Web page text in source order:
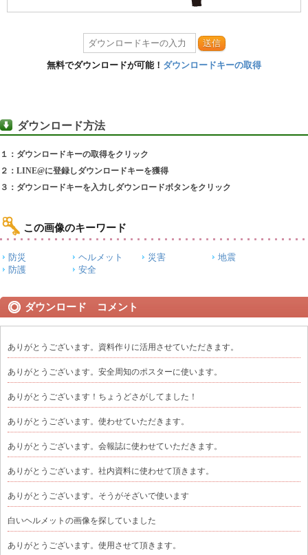
送信
無料でダウンロードが可能！ ダウンロードキーの取得
ダウンロード方法
１：ダウンロードキーの取得をクリック
２：LINE@に登録しダウンロードキーを獲得
３：ダウンロードキーを入力しダウンロードボタンをクリック
この画像のキーワード
防災 ヘルメット 災害
地震
防護
安全
ダウンロード コメント
ありがとうございます。資料作りに活用させていただきます。
ありがとうございます。安全周知のポスターに使います。
ありがとうございます！ちょうどさがしてました！
ありがとうございます。使わせていただきます。
ありがとうございます。会報誌に使わせていただきます。
ありがとうございます。社内資料に使わせて頂きます。
ありがとうございます。そうがそざいで使います
白いヘルメットの画像を探していました
ありがとうございます。使用させて頂きます。